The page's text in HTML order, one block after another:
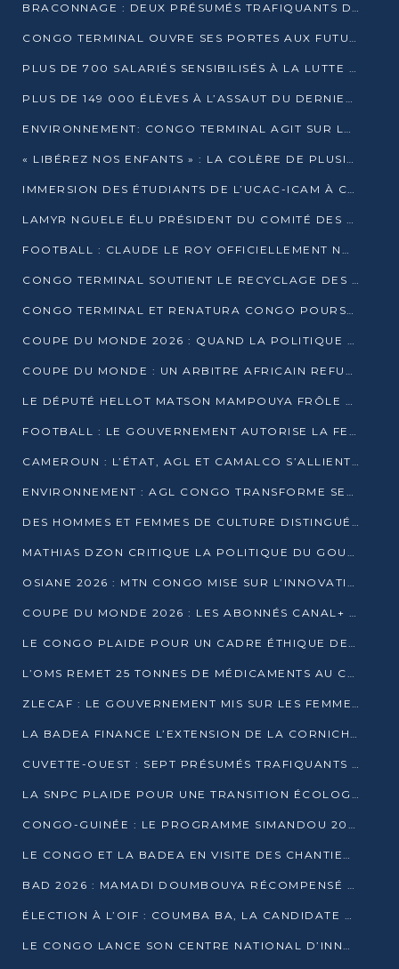
BRACONNAGE : DEUX PRÉSUMÉS TRAFIQUANTS D’HIPPOPOTAME ÉCROUÉS À BRAZZAVILLE
CONGO TERMINAL OUVRE SES PORTES AUX FUTURS INGÉNIEURS DE L’UCAC-ICAM
PLUS DE 700 SALARIÉS SENSIBILISÉS À LA LUTTE CONTRE LA TUBERCULOSE À CONGO TERMINAL
PLUS DE 149 000 ÉLÈVES À L’ASSAUT DU DERNIER CEPE
ENVIRONNEMENT: CONGO TERMINAL AGIT SUR LE TERRAIN ET FORME LES PLUS JEUNES
« LIBÉREZ NOS ENFANTS » : LA COLÈRE DE PLUSIEURS MÈRES À BRAZZAVILLE CONTRE LA DGSP
IMMERSION DES ÉTUDIANTS DE L’UCAC-ICAM À CONGO TERMINAL
LAMYR NGUELE ÉLU PRÉSIDENT DU COMITÉ DES MEMBRES D’HONNEUR DU PCT
FOOTBALL : CLAUDE LE ROY OFFICIELLEMENT NOMMÉ SÉLECTIONNEUR DU CONGO
CONGO TERMINAL SOUTIENT LE RECYCLAGE DES DÉCHETS PLASTIQUES À POINTE-NOIRE
CONGO TERMINAL ET RENATURA CONGO POURSUIVENT LEUR COMBAT POUR LA BIODIVERSITÉ
COUPE DU MONDE 2026 : QUAND LA POLITIQUE MENACE L’UNIVERSALITÉ DU FOOTBALL
COUPE DU MONDE : UN ARBITRE AFRICAIN REFUSÉ À L’ENTRÉE DES ÉTATS-UNIS
LE DÉPUTÉ HELLOT MATSON MAMPOUYA FRÔLE LA MORT LORS D’UNE EMBUSCADE DZNS LE POOL
FOOTBALL : LE GOUVERNEMENT AUTORISE LA FECOFOOT À OCCUPER LES COMPLEXES SPORTIFS
CAMEROUN : L’ÉTAT, AGL ET CAMALCO S’ALLIENT POUR UN MÉGA-PROJET FERROVIAIRE
ENVIRONNEMENT : AGL CONGO TRANSFORME SES DÉCHETS EN OUTILS DE FORMATION
DES HOMMES ET FEMMES DE CULTURE DISTINGUÉS POUR LEUR ENGAGEMENT PAR BANTOU CULTURE
MATHIAS DZON CRITIQUE LA POLITIQUE DU GOUVERNEMENT ET ALERTE SUR LA DETTE DU CONGO
OSIANE 2026 : MTN CONGO MISE SUR L’INNOVATION POUR RELEVER LES DÉFIS AFRICAINS
COUPE DU MONDE 2026 : LES ABONNÉS CANAL+ AU CONGO DÉÇUS À QUELQUES JOURS DU COUP D’ENVOI
LE CONGO PLAIDE POUR UN CADRE ÉTHIQUE DE L’INTELLIGENCE ARTIFICIELLE À DAKAR
L’OMS REMET 25 TONNES DE MÉDICAMENTS AU CONGO POUR RENFORCER LA RIPOSTE AUX ÉPIDÉMIES
ZLECAF : LE GOUVERNEMENT MIS SUR LES FEMMES ENTREPRENEURES
LA BADEA FINANCE L’EXTENSION DE LA CORNICHE SUD DE BRAZZAVILLE
CUVETTE-OUEST : SEPT PRÉSUMÉS TRAFIQUANTS DE FAUNE INTERPELLÉS À EWO ET KELLÉ
LA SNPC PLAIDE POUR UNE TRANSITION ÉCOLOGIQUE PROGRESSIVE
CONGO-GUINÉE : LE PROGRAMME SIMANDOU 2040 AU CŒUR DES ÉCHANGES À LA BAD
LE CONGO ET LA BADEA EN VISITE DES CHANTIERS
BAD 2026 : MAMADI DOUMBOUYA RÉCOMPENSÉ PAR LE TROPHÉE BABACAR NDIAYE À BRAZZAVILLE
ÉLECTION À L’OIF : COUMBA BA, LA CANDIDATE DISCRÈTE QUI BOUSCULE LE JEU DIPLOMATIQUE
LE CONGO LANCE SON CENTRE NATIONAL D’INNOVATION